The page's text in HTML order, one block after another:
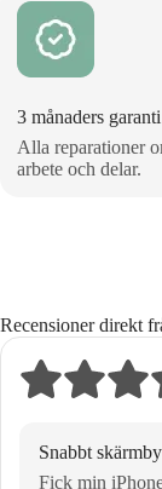
3 månaders garanti
Alla reparationer
arbete och delar.
Recensioner direkt
Snabbt
Fick min